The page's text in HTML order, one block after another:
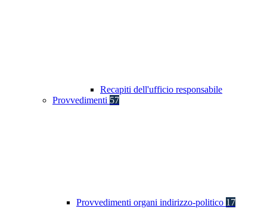
Recapiti dell'ufficio responsabile
Provvedimenti 57
Provvedimenti organi indirizzo-politico 17